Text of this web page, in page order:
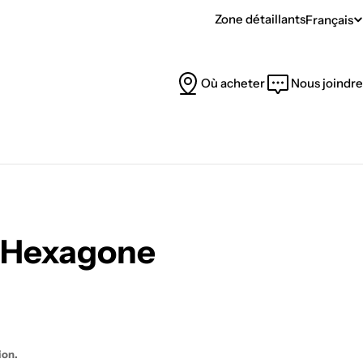
Zone détaillantsL
n
u
Français
Où acheter Nous joindre